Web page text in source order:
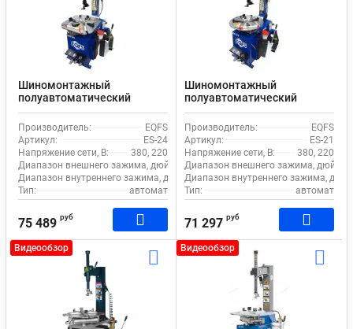
Шиномонтажный
полуавтоматический
станок EQFS ES-24 для
легкового транспорта
Производитель:
EQFS
Артикул:
ES-24
Напряжение сети, В:
380, 220
Диапазон внешнего зажима, дюйм:
11-21
Диапазон внутреннего зажима, дюйм: 12-24
Тип:
автомат
75 489 руб
Шиномонтажный
полуавтоматический
станок EQFS ES-21 для
легкового транспорта
Производитель:
EQFS
Артикул:
ES-21
Напряжение сети, В:
380, 220
Диапазон внешнего зажима, дюйм:
Диапазон внутреннего зажима,
Тип:
автомат
71 297 руб
Видеообзор Видеообзор